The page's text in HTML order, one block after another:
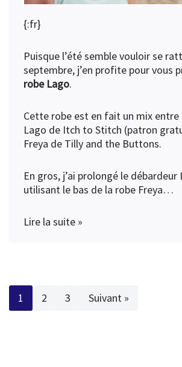
{:fr}
Puisque l’été semble vouloir se
septembre, j’en profite pour vous
robe Lago.
Cette robe est en fait un mix entre
Lago de Itch to Stitch (patron
Freya de Tilly and the Buttons.
En gros, j’ai prolongé le débardeur
utilisant le bas de la robe Freya…
Lire la suite »
1 2 3 Suivant »